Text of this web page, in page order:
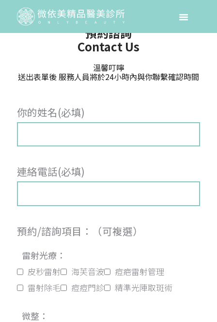
預約諮詢
Contact Us
溫馨叮嚀
送出表單後 服務人員將於24小時內與你聯繫確認時間
你的姓名(必填)
連絡電話(必填)
預約/諮詢項目：（可複選）
雷射光療：
皮秒雷射 海芙音波
痘疤雷射管理
雷射除毛
痘痘門診 精準光陣取斑術
微整：